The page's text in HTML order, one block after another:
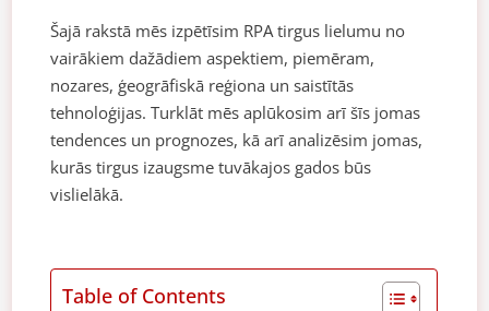
Šajā rakstā mēs izpētīsim RPA tirgus lielumu no
vairākiem dažādiem aspektiem, piemēram,
nozares, ģeogrāfiskā reģiona un saistītās
tehnoloģijas. Turklāt mēs aplūkosim arī šīs jomas
tendences un prognozes, kā arī analizēsim jomas,
kurās tirgus izaugsme tuvākajos gados būs
vislielākā.
Table of Contents